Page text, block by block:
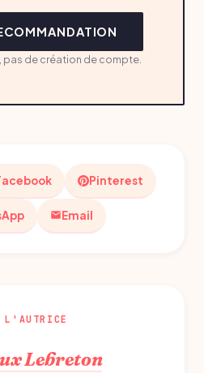
pas de création de compte.
Pinterest
Email
L'AUTRICE
Lebreton